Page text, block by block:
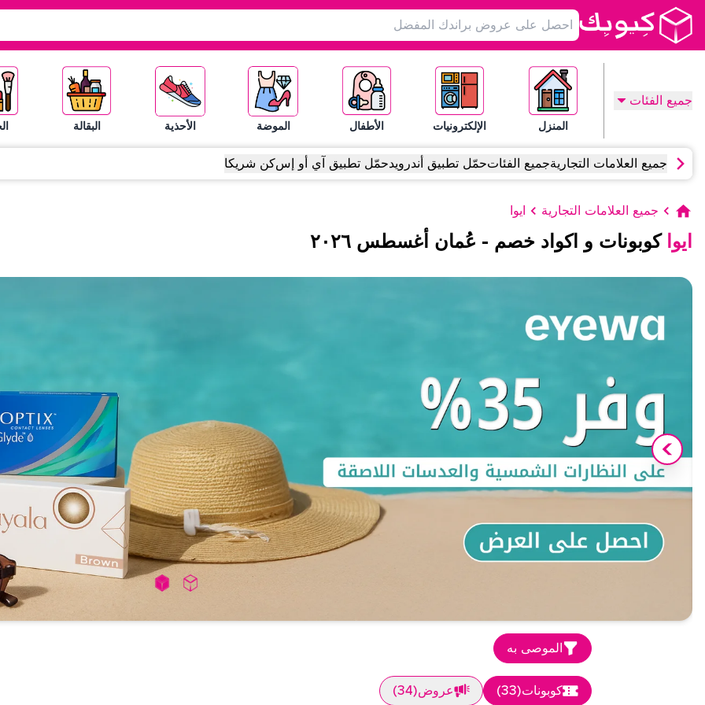
جميع الفئات
المنزل الإلكترونيات الأطفال الموضة الأحذية البقالة
جميع العلامات التجاريةجميع الفئاتحمّل تطبيق أندرويدحمّل تطبيق آي أو إسكن شريكا
جميع العلامات التجارية ايوا
ايوا كوبونات و اكواد خصم - عُمان أغسطس ٢٠٢٦
الموصى به
كوبونات(
33
) عروض(
34
)